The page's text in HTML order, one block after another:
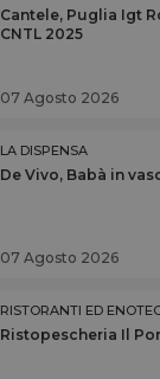
Cantele, Puglia Igt
CNTL 2025
07 Agosto 2026
LA DISPENSA
De Vivo, Babà in
07 Agosto 2026
RISTORANTI ED
Ristopescheria Il